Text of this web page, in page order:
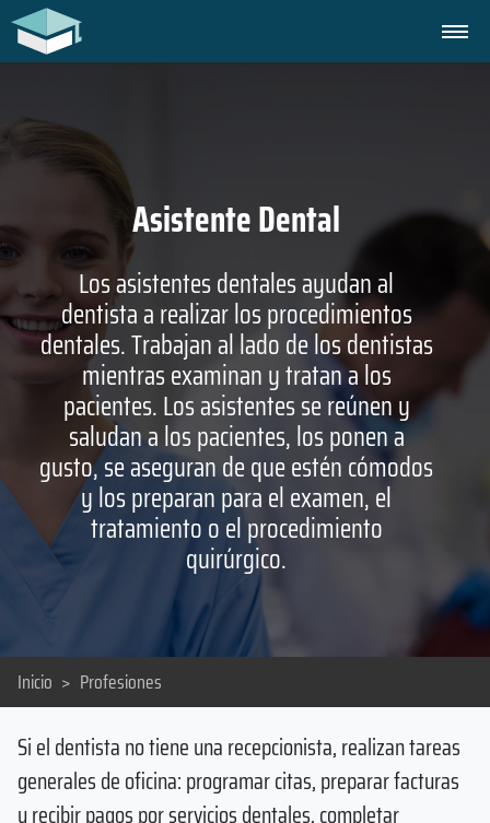
Asistente Dental
Los asistentes dentales ayudan al
dentista a realizar los procedimientos
dentales. Trabajan al lado de los dentistas
mientras examinan y tratan a los
pacientes. Los asistentes se reúnen y
saludan a los pacientes, los ponen a
gusto, se aseguran de que estén cómodos
y los preparan para el examen, el
tratamiento o el procedimiento
quirúrgico.
Inicio > Profesiones
Si el dentista no tiene una recepcionista, realizan tareas
generales de oficina: programar citas, preparar facturas
y recibir pagos por servicios dentales, completar